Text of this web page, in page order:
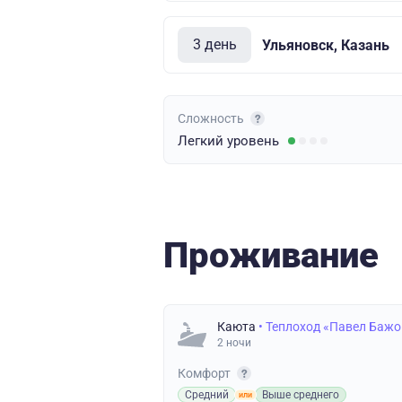
3 день Ульяновск, Казань
Сложность
Легкий уровень
Проживание
Каюта • Теплоход «Павел
2 ночи
Комфорт
Средний Выше среднего